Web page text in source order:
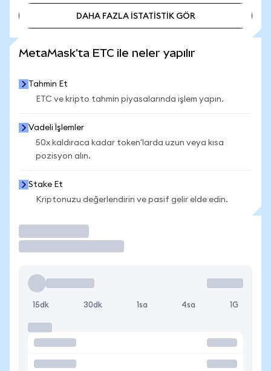
DAHA FAZLA İSTATİSTİK GÖR
MetaMask'ta ETC ile neler yapılır
Tahmin Et
ETC ve kripto tahmin piyasalarında işlem yapın.
Vadeli İşlemler
50x kaldıraca kadar token'larda uzun veya kısa
pozisyon alın.
Stake Et
Kriptonuzu değerlendirin ve pasif gelir elde edin.
15dk 30dk 1sa 4sa 1G